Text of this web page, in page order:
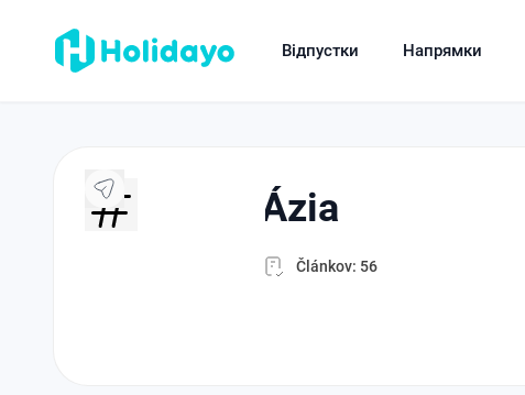
Відпустки Напрямки
ázia
Článkov: 56